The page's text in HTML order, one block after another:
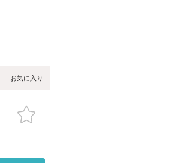
お気に入り